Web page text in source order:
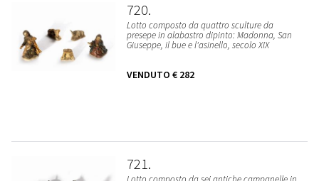
720
Lotto composto da quattro sculture da
presepe in alabastro dipinto: Madonna, San
Giuseppe, il bue e l'asinello, secolo XIX
VENDUTO € 282
721